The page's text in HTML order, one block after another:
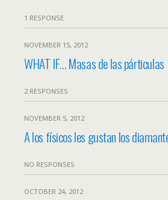
1 RESPONSE
NOVEMBER 15, 2012
WHAT IF… Masas de las párticulas
2 RESPONSES
NOVEMBER 5, 2012
A los físicos les gustan los
NO RESPONSES
OCTOBER 24, 2012